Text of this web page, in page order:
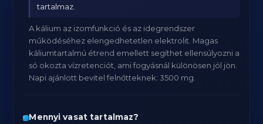
tartalmaz.
A kálium az izomfunkció és az idegrendszer
működéséhez elengedhetetlen elektrolit. Magas
káliumtartalmú étrend emellett segíthet ellensúlyozni a
só okozta vízretenciót, ami fogyásnál különösen jól jön.
Napi ajánlott bevitel felnőtteknek: 3500 mg.
Mennyi vasat tartalmaz?